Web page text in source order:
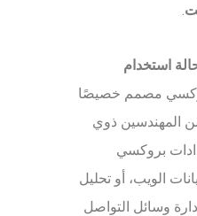
مصمم خصيصًا
المهندسين ذوي
بروكسي
الويب، أو تحليل
إدارة وسائل التواصل